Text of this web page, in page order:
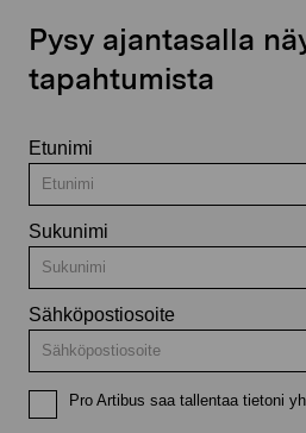
Pysy ajantasalla
tapahtumista
Etunimi
Sukunimi
Sähköpostiosoite
Pro Artibus saa tallentaa tietoni